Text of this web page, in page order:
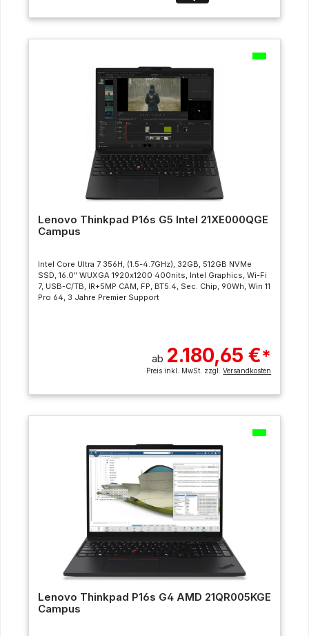
Lenovo Thinkpad P16s G5 Intel 21XE000QGE
Campus
Intel Core Ultra 7 356H, (1.5-4.7GHz), 32GB, 512GB NVMe
SSD, 16.0" WUXGA 1920x1200 400nits, Intel Graphics, Wi-Fi
7, USB-C/TB, IR+5MP CAM, FP, BT5.4, Sec. Chip, 90Wh, Win 11
Pro 64, 3 Jahre Premier Support
ab 2.180,65 €*
Preis inkl. MwSt. zzgl.Versandkosten
Lenovo Thinkpad P16s G4 AMD 21QR005KGE
Campus